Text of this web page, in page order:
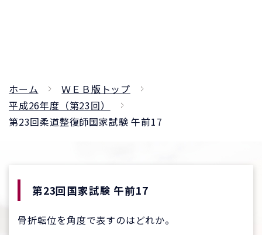
ホーム
ＷＥＢ版トップ
平成26年度（第23回）
第23回柔道整復師国家試験 午前17
第23回国家試験 午前17
骨折転位を角度で表すのはどれか。